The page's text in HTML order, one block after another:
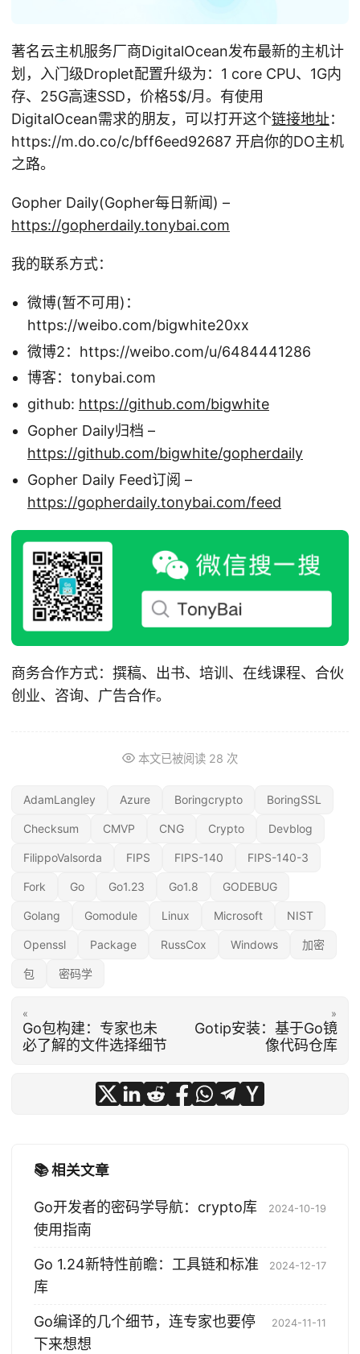
著名云主机服务厂商DigitalOcean发布最新的主机计
划，入门级Droplet配置升级为：1 core CPU、1G内
存、25G高速SSD，价格5$/月。有使用
DigitalOcean需求的朋友，可以打开这个链接地址：
https://m.do.co/c/bff6eed92687 开启你的DO主机
之路。
Gopher Daily(Gopher每日新闻) –
https://gopherdaily.tonybai.com
我的联系方式：
微博(暂不可用)：
https://weibo.com/bigwhite20xx
微博2：https://weibo.com/u/6484441286
博客：tonybai.com
github: https://github.com/bigwhite
Gopher Daily归档 –
https://github.com/bigwhite/gopherdaily
Gopher Daily Feed订阅 –
https://gopherdaily.tonybai.com/feed
商务合作方式：撰稿、出书、培训、在线课程、合伙
创业、咨询、广告合作。
本文已被阅读 28 次
AdamLangley Azure Boringcrypto BoringSSL
Checksum CMVP CNG Crypto Devblog
FilippoValsorda FIPS FIPS-140 FIPS-140-3
Fork Go Go1.23 Go1.8 GODEBUG
Golang Gomodule Linux Microsoft NIST
Openssl Package RussCox Windows 加密
包 密码学
«
Go包构建：专家也未
必了解的文件选择细节
»
Gotip安装：基于Go镜
像代码仓库
📚 相关文章
Go开发者的密码学导航：crypto库
使用指南
2024-10-19
Go 1.24新特性前瞻：工具链和标准
库
2024-12-17
Go编译的几个细节，连专家也要停
下来想想
2024-11-11